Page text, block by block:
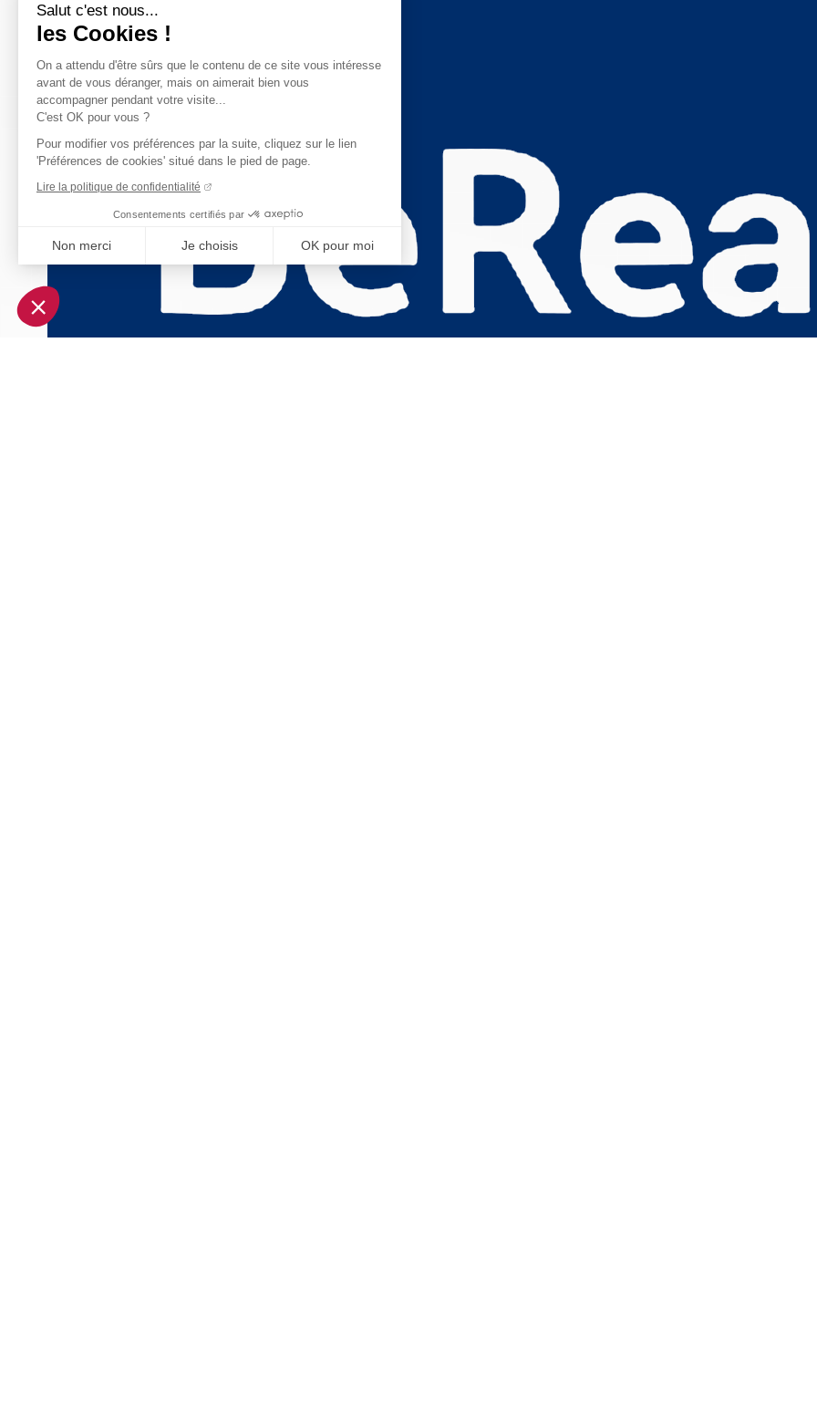
Salut c'est nous...
les Cookies !
On a attendu d'être sûrs que le contenu de ce site vous intéresse
avant de vous déranger, mais on aimerait bien vous
accompagner pendant votre visite...
C'est OK pour vous ?
Pour modifier vos préférences par la suite, cliquez sur le lien
'Préférences de cookies' situé dans le pied de page.
Lire la politique de confidentialité
Consentements certifiés par
Non merci Je choisis OK pour moi
Plateforme de Gestion du Consentement : Personnalisez vos Options
Notre plateforme vous permet d'adapter et de gérer vos paramètres de confidentialité, en garantissant la conformité avec